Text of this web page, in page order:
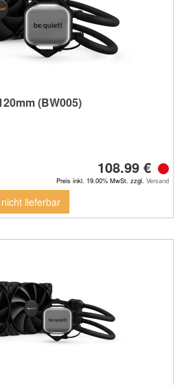
(BW005)
108.99 €
Preis inkl. 19.00% MwSt. zzgl. Versand
lieferbar